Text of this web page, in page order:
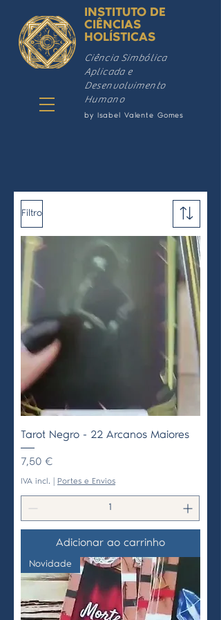
INSTITUTO DE
CIÊNCIAS
HOLÍSTICAS
by Isabel Valente Gomes
Ciência Simbólica
Aplicada e
Desenvolvimento
Humano
Filtro
Tarot Negro - 22 Arcanos Maiores
Preço
7,50 €
IVA incl. Portes e Envios
Adicionar ao carrinho
Novidade